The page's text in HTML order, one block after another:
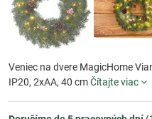
Veniec na dvere MagicHome
IP20, 2xAA, 40 cmČítajte viac